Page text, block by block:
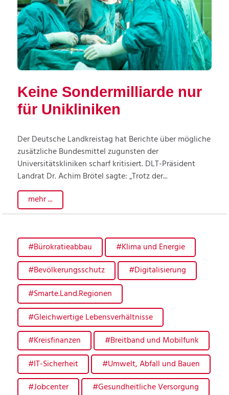
Keine Sondermilliarde nur
für Unikliniken
Der Deutsche Landkreistag hat Berichte über mögliche
zusätzliche Bundesmittel zugunsten der
Universitätskliniken scharf kritisiert. DLT-Präsident
Landrat Dr. Achim Brötel sagte: „Trotz der...
mehr ...
#Bürokratieabbau
#Klima und Energie
#Bevölkerungsschutz
#Digitalisierung
#Smarte.Land.Regionen
#Gleichwertige Lebensverhältnisse
#Kreisfinanzen
#Breitband und Mobilfunk
#IT-Sicherheit
#Umwelt, Abfall und Bauen
#Jobcenter
#Gesundheitliche Versorgung